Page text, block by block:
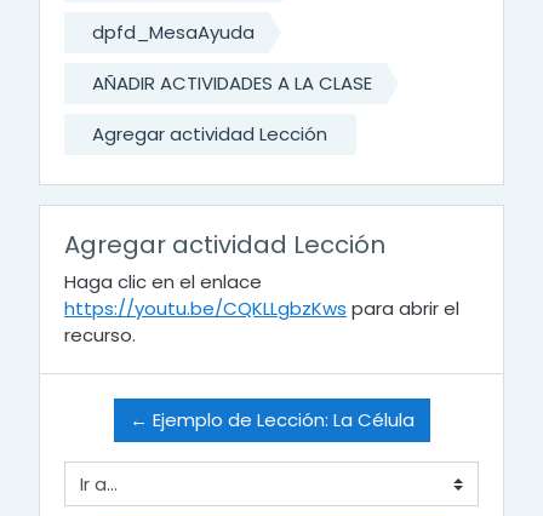
dpfd_MesaAyuda
AÑADIR ACTIVIDADES A LA CLASE
Agregar actividad Lección
Agregar actividad Lección
Haga clic en el enlace
https://youtu.be/CQKLLgbzKws para abrir el
recurso.
← Ejemplo de Lección: La Célula
Ir a...